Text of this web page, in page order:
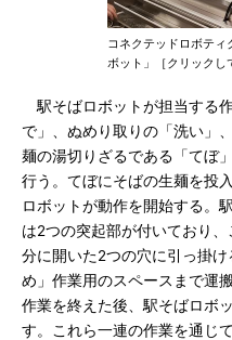
コネクテッドロボティ
ボット」［クリックし
駅そばロボットが担当する
で」、ぬめり取りの「洗い」
麺の湯切りざるである「てぼ
行う。てぼにそばの生麺を投
ロボットが動作を開始する。
は2つの突起部が付いており
分に開いた2つの穴に引っ掛
め」作業用のスペースまで運
作業を終えた後、駅そばロボ
す。これら一連の作業を通じ